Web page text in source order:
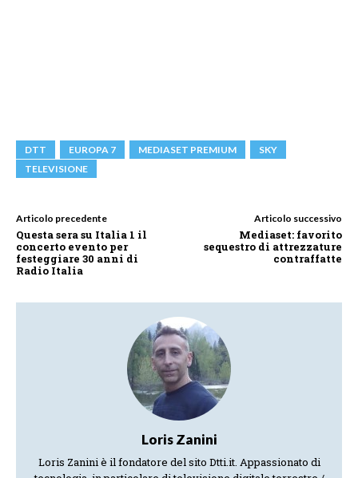
DTT EUROPA 7 MEDIASET PREMIUM
SKY
TELEVISIONE
Articolo precedente
Questa sera su Italia 1 il
concerto evento per
festeggiare 30 anni di
Radio Italia
Articolo successivo
Mediaset: favorito
sequestro di attrezzature
contraffatte
Loris Zanini
Loris Zanini è il fondatore del sito Dtti.it. Appassionato di